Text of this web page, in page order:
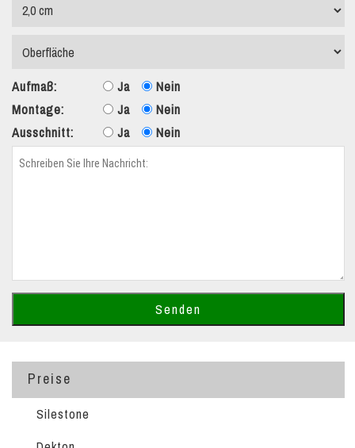
Aufmaß: Ja
Nein
Montage:
Ja
Nein
Ausschnitt:
Ja Nein
Preise
Silestone